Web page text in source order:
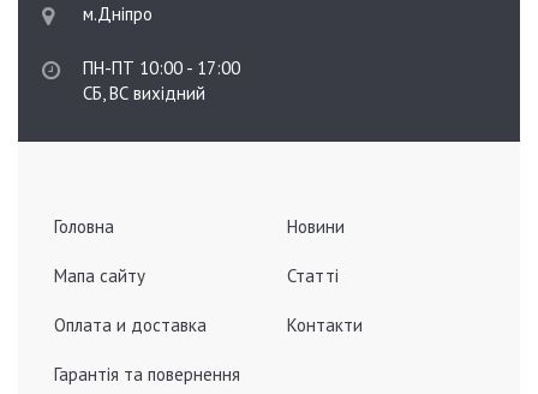
м.Дніпро
ПН-ПТ 10:00 - 17:00
СБ, ВС вихідний
Головна
Мапа сайту
Оплата и доставка
Гарантія та повернення
Новини
Статті
Контакти